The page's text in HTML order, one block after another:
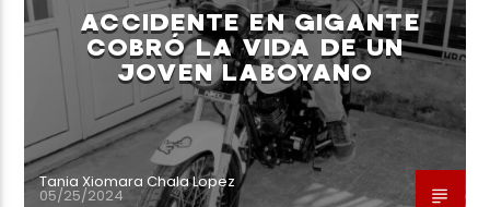
ACCIDENTE EN GIGANTE
COBRÓ LA VIDA DE UN
JOVEN LABOYANO
Tania Xiomara Chala Lopez
05/25/2024